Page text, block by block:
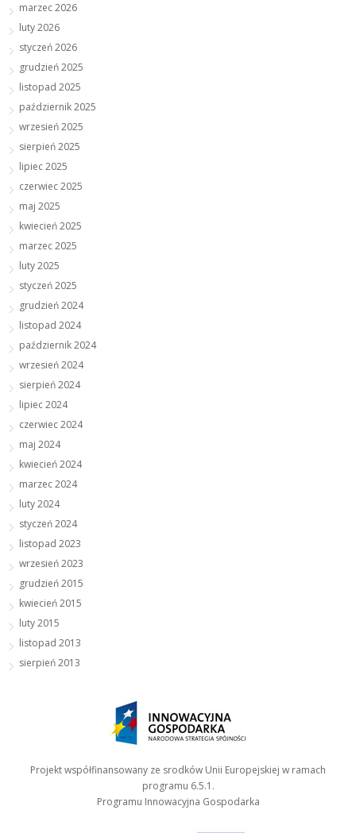
marzec 2026
luty 2026
styczeń 2026
grudzień 2025
listopad 2025
październik 2025
wrzesień 2025
sierpień 2025
lipiec 2025
czerwiec 2025
maj 2025
kwiecień 2025
marzec 2025
luty 2025
styczeń 2025
grudzień 2024
listopad 2024
październik 2024
wrzesień 2024
sierpień 2024
lipiec 2024
czerwiec 2024
maj 2024
kwiecień 2024
marzec 2024
luty 2024
styczeń 2024
listopad 2023
wrzesień 2023
grudzień 2015
kwiecień 2015
luty 2015
listopad 2013
sierpień 2013
Projekt współfinansowany ze srodków Unii Europejskiej w ramach
programu 6.5.1.
Programu Innowacyjna Gospodarka